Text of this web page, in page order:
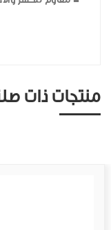
منتجات ذات